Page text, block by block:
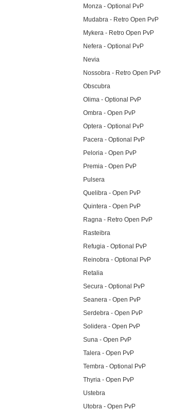
Monza - Optional PvP
Mudabra - Retro Open PvP
Mykera - Retro Open PvP
Nefera - Optional PvP
Nevia
Nossobra - Retro Open PvP
Obscubra
Olima - Optional PvP
Ombra - Open PvP
Optera - Optional PvP
Pacera - Optional PvP
Peloria - Open PvP
Premia - Open PvP
Pulsera
Quelibra - Open PvP
Quintera - Open PvP
Ragna - Retro Open PvP
Rasteibra
Refugia - Optional PvP
Reinobra - Optional PvP
Retalia
Secura - Optional PvP
Seanera - Open PvP
Serdebra - Open PvP
Solidera - Open PvP
Suna - Open PvP
Talera - Open PvP
Tembra - Optional PvP
Thyria - Open PvP
Ustebra
Utobra - Open PvP